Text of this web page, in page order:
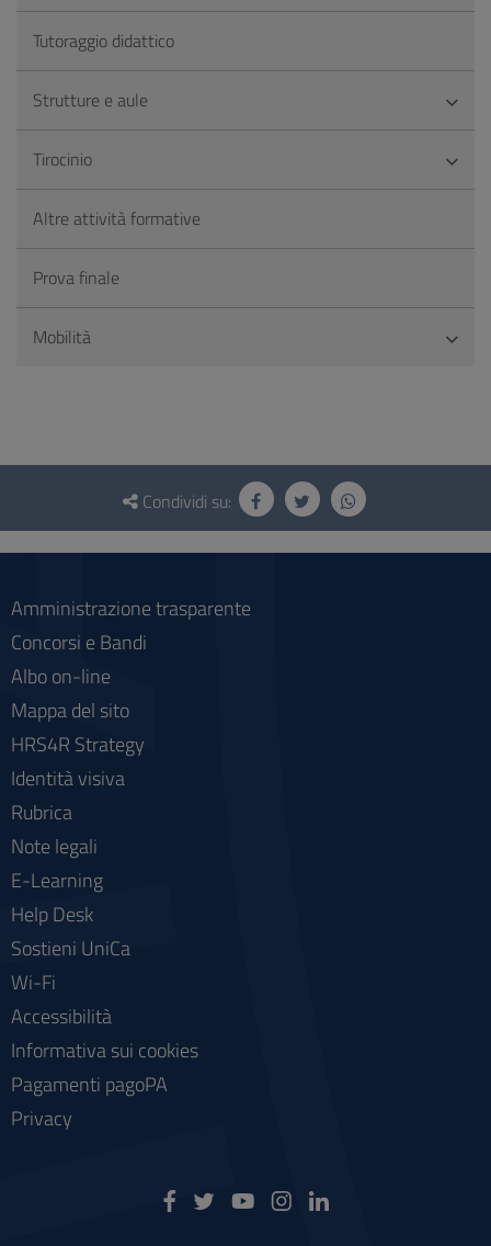
Tutoraggio didattico
Strutture e aule
Tirocinio
Altre attività formative
Prova finale
Mobilità
Questionario
social
Condividi su:
Amministrazione trasparente
Concorsi e Bandi
Albo on-line
Mappa del sito
HRS4R Strategy
Identità visiva
Rubrica
Note legali
E-Learning
Help Desk
Sostieni UniCa
Wi-Fi
Accessibilità
Informativa sui cookies
Pagamenti pagoPA
Privacy